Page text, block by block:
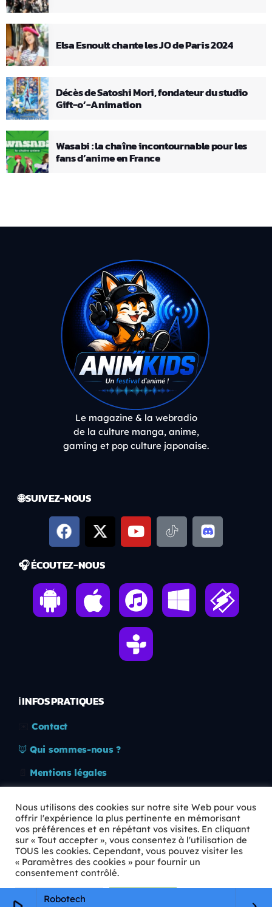
Robotech
Elsa Esnoult chante les JO de Paris 2024
Décès de Satoshi Mori, fondateur du studio
Gift-o’-Animation
Wasabi : la chaîne incontournable pour les
fans d’anime en France
Le magazine & la webradio
de la culture manga, anime,
gaming et pop culture japonaise.
🌐 SUIVEZ-NOUS
🎧 ÉCOUTEZ-NOUS
ℹ️ INFOS PRATIQUES
Contact
🦊 Qui sommes-nous ?
Mentions légales
🛡️ RGPD
Copyright © 2026 Animkids. Tous droits réservés.
Nous utilisons des cookies sur notre site Web pour vous
offrir l'expérience la plus pertinente en mémorisant
vos préférences et en répétant vos visites. En cliquant
sur « Tout accepter », vous consentez à l'utilisation de
TOUS les cookies. Cependant, vous pouvez visiter les
« Paramètres des cookies » pour fournir un
consentement contrôlé.
Paramètres Cookie